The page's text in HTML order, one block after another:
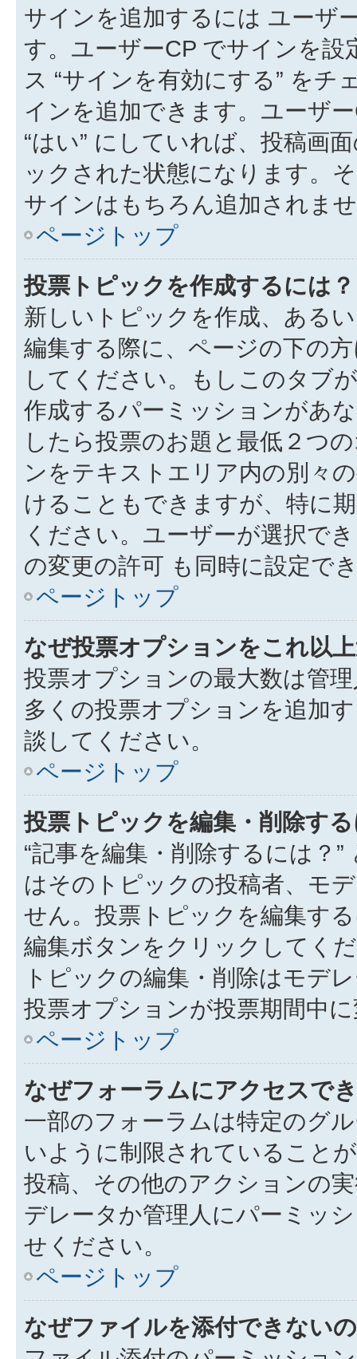
サインを追加するには ユーザ
す。ユーザーCP でサインを
ス “サインを有効にする” を
インを追加できます。ユーザ
“はい” にしていれば、投稿画
ックされた状態になります。
サインはもちろん追加されま
ページトップ
投票トピックを作成するには？
新しいトピックを作成、ある
編集する際に、ページの下の
してください。もしこのタブ
作成するパーミッションがあ
したら投票のお題と最低２つ
ンをテキストエリア内の別々
けることもできますが、特に
ください。ユーザーが選択で
の変更の許可 も同時に設定で
ページトップ
なぜ投票オプションをこれ以
投票オプションの最大数は管
多くの投票オプションを追加
談してください。
ページトップ
投票トピックを編集・削除す
“記事を編集・削除するには？
はそのトピックの投稿者、モ
せん。投票トピックを編集す
編集ボタンをクリックしてく
トピックの編集・削除はモデ
投票オプションが投票期間中
ページトップ
なぜフォーラムにアクセスで
一部のフォーラムは特定のグ
いように制限されていること
投稿、その他のアクションの
デレータか管理人にパーミッ
せください。
ページトップ
なぜファイルを添付できない